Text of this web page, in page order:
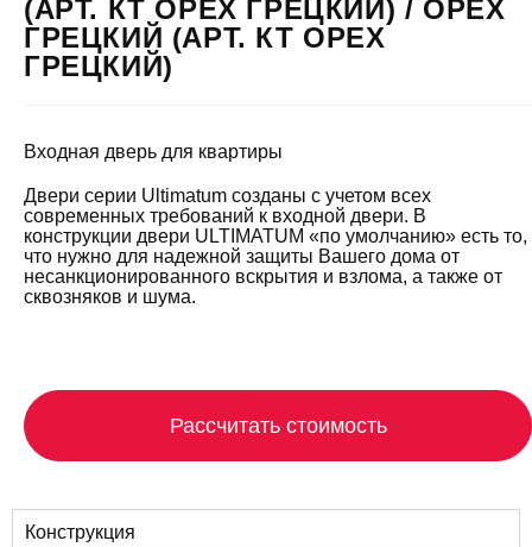
(АРТ. КТ ОРЕХ ГРЕЦКИЙ) / ОРЕХ
ГРЕЦКИЙ (АРТ. КТ ОРЕХ
ГРЕЦКИЙ)
Входная дверь для квартиры
Двери серии Ultimatum созданы с учетом всех
современных требований к входной двери. В
конструкции двери ULTIMATUM «по умолчанию» есть то,
что нужно для надежной защиты Вашего дома от
несанкционированного вскрытия и взлома, а также от
сквозняков и шума.
Рассчитать стоимость
Конструкция